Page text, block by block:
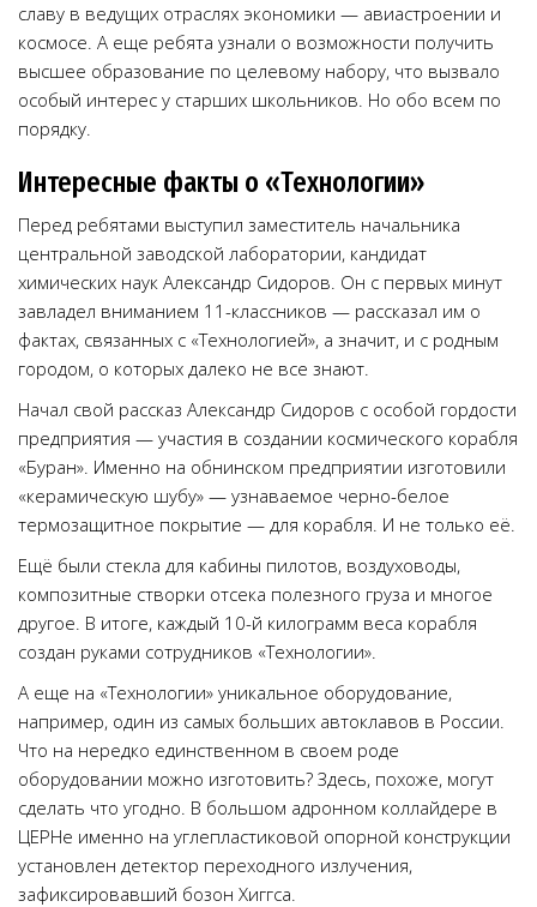
славу в ведущих отраслях экономики — авиастроении и
космосе. А еще ребята узнали о возможности получить
высшее образование по целевому набору, что вызвало
особый интерес у старших школьников. Но обо всем по
порядку.
Интересные факты о «Технологии»
Перед ребятами выступил заместитель начальника
центральной заводской лаборатории, кандидат
химических наук Александр Сидоров. Он с первых минут
завладел вниманием 11-классников — рассказал им о
фактах, связанных с «Технологией», а значит, и с родным
городом, о которых далеко не все знают.
Начал свой рассказ Александр Сидоров с особой гордости
предприятия — участия в создании космического корабля
«Буран». Именно на обнинском предприятии изготовили
«керамическую шубу» — узнаваемое черно-белое
термозащитное покрытие — для корабля. И не только её.
Ещё были стекла для кабины пилотов, воздуховоды,
композитные створки отсека полезного груза и многое
другое. В итоге, каждый 10-й килограмм веса корабля
создан руками сотрудников «Технологии».
А еще на «Технологии» уникальное оборудование,
например, один из самых больших автоклавов в России.
Что на нередко единственном в своем роде
оборудовании можно изготовить? Здесь, похоже, могут
сделать что угодно. В большом адронном коллайдере в
ЦЕРНе именно на углепластиковой опорной конструкции
установлен детектор переходного излучения,
зафиксировавший бозон Хиггса.